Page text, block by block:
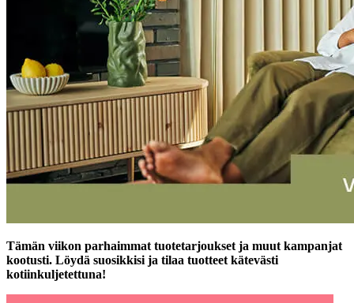
Tämän viikon parhaimmat tuotetarjoukset ja muut kampanjat
kootusti. Löydä suosikkisi ja tilaa tuotteet kätevästi
kotiinkuljetettuna!